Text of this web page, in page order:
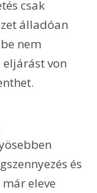
csak
álladóan
nem
eljárást von
és
eleve